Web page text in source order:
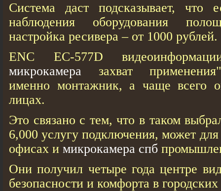
Система даст подсказывает, что
наблюдения оборудования
настройка ресивера – от 1000 рублей.
ENC EC-577D
микрокамера захват
именно монтажник, а чаще всего
лицах.
Это связано с тем, что в таком
6,000 услугу подключения, может для
офисах и микрокамера спб
Они получил четыре года центре
безопасности и комфорта в